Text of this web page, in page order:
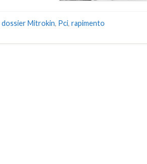
dossier Mitrokin, Pci, rapimento